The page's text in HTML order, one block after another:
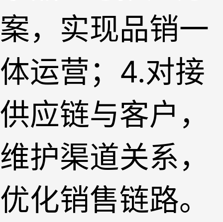
案，实现品销一
体运营；4.对接
供应链与客户，
维护渠道关系，
优化销售链路。